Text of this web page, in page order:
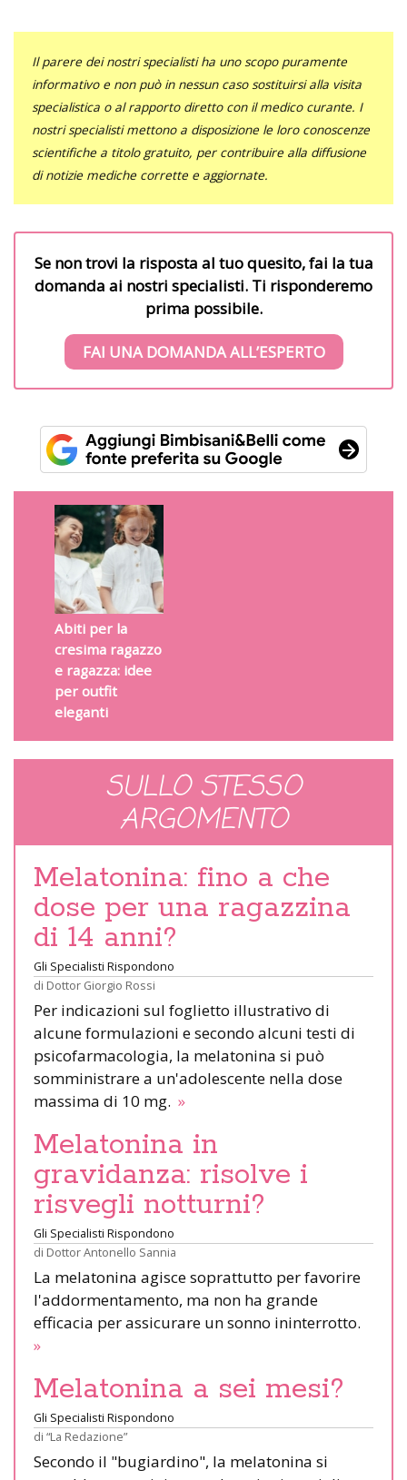
Il parere dei nostri specialisti ha uno scopo puramente
informativo e non può in nessun caso sostituirsi alla visita
specialistica o al rapporto diretto con il medico curante. I
nostri specialisti mettono a disposizione le loro conoscenze
scientifiche a titolo gratuito, per contribuire alla diffusione
di notizie mediche corrette e aggiornate.
Se non trovi la risposta al tuo quesito, fai la tua
domanda ai nostri specialisti. Ti risponderemo
prima possibile.
FAI UNA DOMANDA ALL’ESPERTO
Abiti per la
cresima ragazzo
e ragazza: idee
per outfit
eleganti
SULLO STESSO
ARGOMENTO
Melatonina: fino a che
dose per una ragazzina
di 14 anni?
Gli Specialisti Rispondono
di Dottor Giorgio Rossi
Per indicazioni sul foglietto illustrativo di
alcune formulazioni e secondo alcuni testi di
psicofarmacologia, la melatonina si può
somministrare a un'adolescente nella dose
massima di 10 mg. »
Melatonina in
gravidanza: risolve i
risvegli notturni?
Gli Specialisti Rispondono
di Dottor Antonello Sannia
La melatonina agisce soprattutto per favorire
l'addormentamento, ma non ha grande
efficacia per assicurare un sonno ininterrotto.
»
Melatonina a sei mesi?
Gli Specialisti Rispondono
di “La Redazione”
Secondo il "bugiardino", la melatonina si